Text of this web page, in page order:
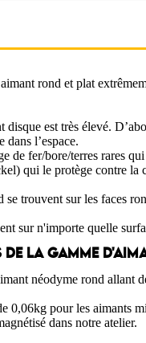
rond et plat
est très élevé.
l’espace.
de fer/bore/terres rares
qui le protège contre
trouvent sur les faces
sur n'importe quelle
DE LA GAMME
néodyme rond allant
0,06kg pour les aimants
dans notre atelier.